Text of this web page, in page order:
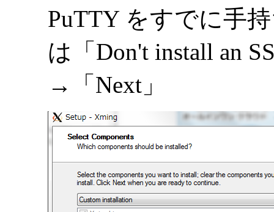
PuTTY をすでに手
は「Don't install an
→「Next」